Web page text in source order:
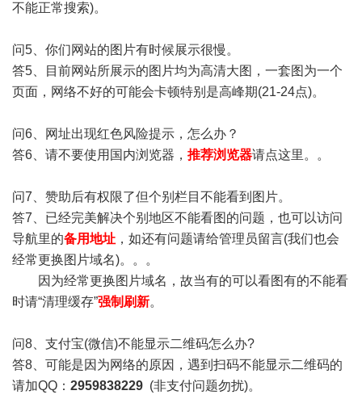
不能正常搜索)。
问5、你们网站的图片有时候展示很慢。
答5、目前网站所展示的图片均为高清大图，一套图为一个
页面，网络不好的可能会卡顿特别是高峰期(21-24点)。
问6、网址出现红色风险提示，怎么办？
答6、请不要使用国内浏览器， 推荐浏览器请点这里。。
问7、赞助后有权限了但个别栏目不能看到图片。
答7、已经完美解决个别地区不能看图的问题，也可以访问
导航里的备用地址 ，如还有问题请给管理员留言(我们也会
经常更换图片域名)。。。
因为经常更换图片域名，故当有的可以看图有的不能看
时请“清理缓存”强制刷新。
问8、支付宝(微信)不能显示二维码怎么办?
答8、可能是因为网络的原因，遇到扫码不能显示二维码的
请加QQ： 2959838229 (非支付问题勿扰)。